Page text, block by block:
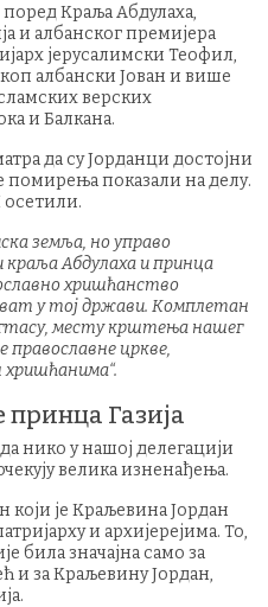
Краља Абдулаха,
и албанског премијера
јерусалимски Теофил,
албански Јован и више
верских
и Балкана.
да су Јорданци достојни
помирења показали на делу.
осетили.
земља, но управо
краља Абдулаха и принца
хришћанство
у тој држави. Комплетан
месту крштења нашег
православне цркве,
хришћанима“.
принца Газија
у нашој делегацији
велика изненађења.
је Краљевина Јордан
и архијерејима. То,
била значајна само за
и за Краљевину Јордан,